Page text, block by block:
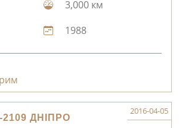
3,000 км
1988
ДНІПРО
2016-04-05